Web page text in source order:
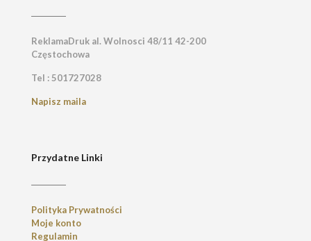
ReklamaDruk al. Wolnosci 48/11 42-200
Częstochowa
Tel : 501727028
Napisz maila
Przydatne Linki
Polityka Prywatności
Moje konto
Regulamin